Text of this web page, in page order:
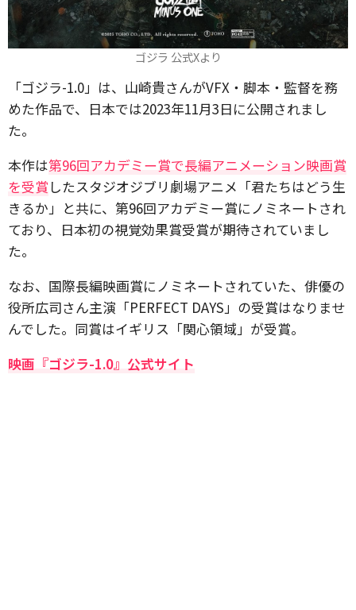
ゴジラ 公式Xより
「ゴジラ-1.0」は、山崎貴さんがVFX・脚本・監督を務
めた作品で、日本では2023年11月3日に公開されまし
た。
本作は第96回アカデミー賞で長編アニメーション映画賞
を受賞 したスタジオジブリ劇場アニメ「君たちはどう生
きるか」と共に、第96回アカデミー賞にノミネートされ
ており、日本初の視覚効果賞受賞が期待されていまし
た。
なお、国際長編映画賞にノミネートされていた、俳優の
役所広司さん主演「PERFECT DAYS」の受賞はなりませ
んでした。同賞はイギリス「関心領域」が受賞。
映画『ゴジラ-1.0』公式サイト